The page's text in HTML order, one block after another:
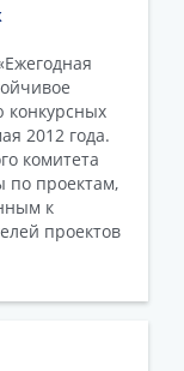
конкурсных
2012 года.
комитета
по проектам,
к
проектов